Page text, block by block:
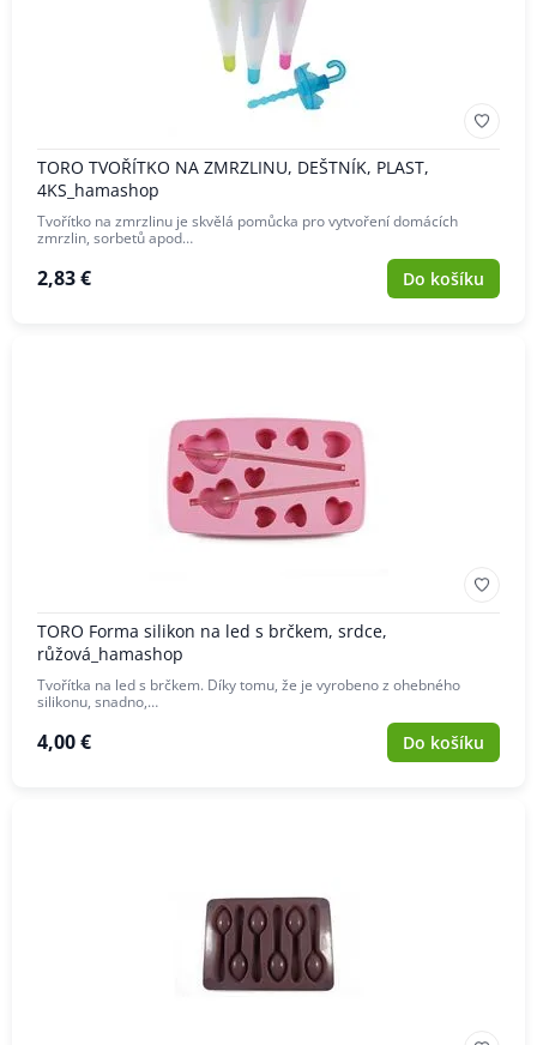
TORO TVOŘÍTKO NA ZMRZLINU, DEŠTNÍK, PLAST,
4KS_hamashop
Tvořítko na zmrzlinu je skvělá pomůcka pro vytvoření domácích
zmrzlin, sorbetů apod…
2,83 € Do košíku
TORO Forma silikon na led s brčkem, srdce,
růžová_hamashop
Tvořítka na led s brčkem. Díky tomu, že je vyrobeno z ohebného
silikonu, snadno,…
4,00 € Do košíku